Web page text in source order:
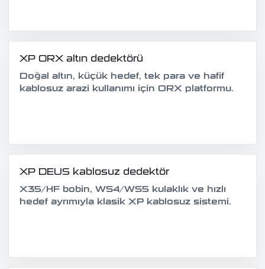
XP ORX altın dedektörü
Doğal altın, küçük hedef, tek para ve hafif
kablosuz arazi kullanımı için ORX platformu.
XP DEUS kablosuz dedektör
X35/HF bobin, WS4/WS5 kulaklık ve hızlı
hedef ayrımıyla klasik XP kablosuz sistemi.